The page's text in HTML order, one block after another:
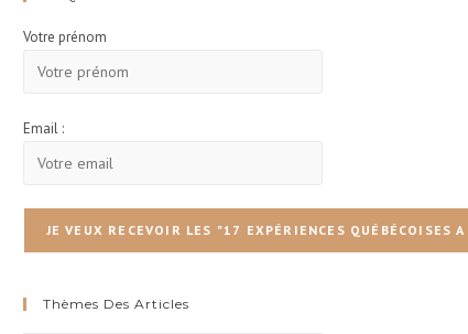
Votre prénom
Email :
Thèmes Des Articles